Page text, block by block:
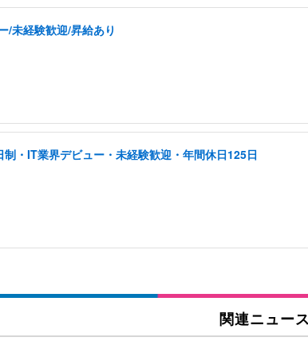
/未経験歓迎/昇給あり
・IT業界デビュー・未経験歓迎・年間休日125日
関連ニュース